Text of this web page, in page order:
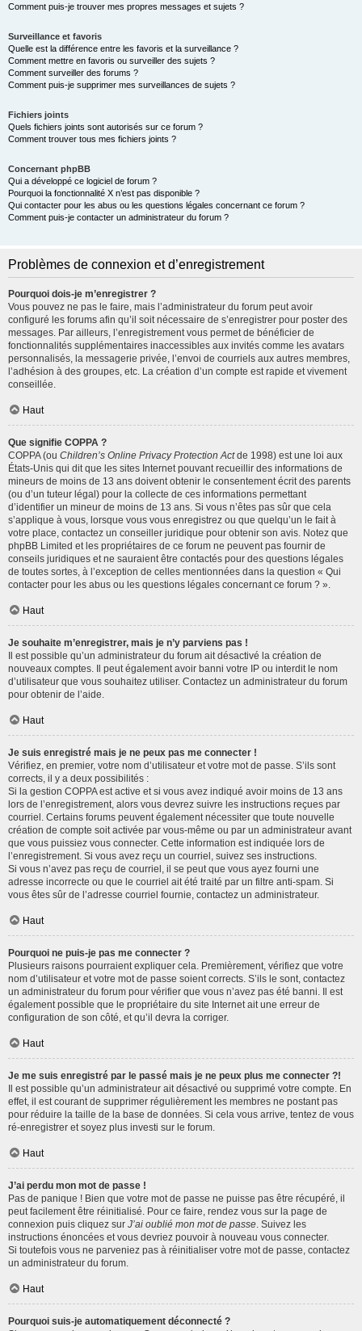
Comment puis-je trouver mes propres messages et sujets ?
Surveillance et favoris
Quelle est la différence entre les favoris et la surveillance ?
Comment mettre en favoris ou surveiller des sujets ?
Comment surveiller des forums ?
Comment puis-je supprimer mes surveillances de sujets ?
Fichiers joints
Quels fichiers joints sont autorisés sur ce forum ?
Comment trouver tous mes fichiers joints ?
Concernant phpBB
Qui a développé ce logiciel de forum ?
Pourquoi la fonctionnalité X n’est pas disponible ?
Qui contacter pour les abus ou les questions légales concernant ce forum ?
Comment puis-je contacter un administrateur du forum ?
Problèmes de connexion et d’enregistrement
Pourquoi dois-je m’enregistrer ?
Vous pouvez ne pas le faire, mais l’administrateur du forum peut avoir
configuré les forums afin qu’il soit nécessaire de s’enregistrer pour poster des
messages. Par ailleurs, l’enregistrement vous permet de bénéficier de
fonctionnalités supplémentaires inaccessibles aux invités comme les avatars
personnalisés, la messagerie privée, l’envoi de courriels aux autres membres,
l’adhésion à des groupes, etc. La création d’un compte est rapide et vivement
conseillée.
Haut
Que signifie COPPA ?
COPPA (ou Children’s Online Privacy Protection Actde 1998) est une loi aux
États-Unis qui dit que les sites Internet pouvant recueillir des informations de
mineurs de moins de 13 ans doivent obtenir le consentement écrit des parents
(ou d’un tuteur légal) pour la collecte de ces informations permettant
d’identifier un mineur de moins de 13 ans. Si vous n’êtes pas sûr que cela
s’applique à vous, lorsque vous vous enregistrez ou que quelqu’un le fait à
votre place, contactez un conseiller juridique pour obtenir son avis. Notez que
phpBB Limited et les propriétaires de ce forum ne peuvent pas fournir de
conseils juridiques et ne sauraient être contactés pour des questions légales
de toutes sortes, à l’exception de celles mentionnées dans la question « Qui
contacter pour les abus ou les questions légales concernant ce forum ? ».
Haut
Je souhaite m’enregistrer, mais je n’y parviens pas !
Il est possible qu’un administrateur du forum ait désactivé la création de
nouveaux comptes. Il peut également avoir banni votre IP ou interdit le nom
d’utilisateur que vous souhaitez utiliser. Contactez un administrateur du forum
pour obtenir de l’aide.
Haut
Je suis enregistré mais je ne peux pas me connecter !
Vérifiez, en premier, votre nom d’utilisateur et votre mot de passe. S’ils sont
corrects, il y a deux possibilités :
Si la gestion COPPA est active et si vous avez indiqué avoir moins de 13 ans
lors de l’enregistrement, alors vous devrez suivre les instructions reçues par
courriel. Certains forums peuvent également nécessiter que toute nouvelle
création de compte soit activée par vous-même ou par un administrateur avant
que vous puissiez vous connecter. Cette information est indiquée lors de
l’enregistrement. Si vous avez reçu un courriel, suivez ses instructions.
Si vous n’avez pas reçu de courriel, il se peut que vous ayez fourni une
adresse incorrecte ou que le courriel ait été traité par un filtre anti-spam. Si
vous êtes sûr de l’adresse courriel fournie, contactez un administrateur.
Haut
Pourquoi ne puis-je pas me connecter ?
Plusieurs raisons pourraient expliquer cela. Premièrement, vérifiez que votre
nom d’utilisateur et votre mot de passe soient corrects. S’ils le sont, contactez
un administrateur du forum pour vérifier que vous n’avez pas été banni. Il est
également possible que le propriétaire du site Internet ait une erreur de
configuration de son côté, et qu’il devra la corriger.
Haut
Je me suis enregistré par le passé mais je ne peux plus me connecter ?!
Il est possible qu’un administrateur ait désactivé ou supprimé votre compte. En
effet, il est courant de supprimer régulièrement les membres ne postant pas
pour réduire la taille de la base de données. Si cela vous arrive, tentez de vous
ré-enregistrer et soyez plus investi sur le forum.
Haut
J’ai perdu mon mot de passe !
Pas de panique ! Bien que votre mot de passe ne puisse pas être récupéré, il
peut facilement être réinitialisé. Pour ce faire, rendez vous sur la page de
connexion puis cliquez sur J’ai oublié mon mot de passe. Suivez les
instructions énoncées et vous devriez pouvoir à nouveau vous connecter.
Si toutefois vous ne parveniez pas à réinitialiser votre mot de passe, contactez
un administrateur du forum.
Haut
Pourquoi suis-je automatiquement déconnecté ?